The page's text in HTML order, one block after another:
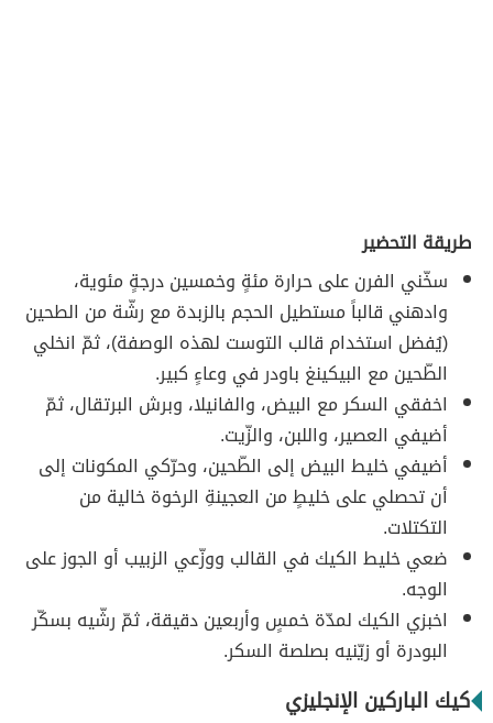
طريقة التحضير
سخّني الفرن على حرارة مئةٍ وخمسين درجةٍ مئوية،
وادهني قالباً مستطيل الحجم بالزبدة مع رشّة من الطحين
(يُفضل استخدام قالب التوست لهذه الوصفة)، ثمّ انخلي
الطّحين مع البيكينغ باودر في وعاءٍ كبير.
اخفقي السكر مع البيض، والفانيلا، وبرش البرتقال، ثمّ
أضيفي العصير، واللبن، والزّيت.
أضيفي خليط البيض إلى الطّحين، وحرّكي المكونات إلى
أن تحصلي على خليطٍ من العجينةِ الرخوة خالية من
التكتلات.
ضعي خليط الكيك في القالب ووزّعي الزبيب أو الجوز على
الوجه.
اخبزي الكيك لمدّة خمسٍ وأربعين دقيقة، ثمّ رشّيه بسكّر
البودرة أو زيّنيه بصلصة السكر.
كيك الباركين الإنجليزي